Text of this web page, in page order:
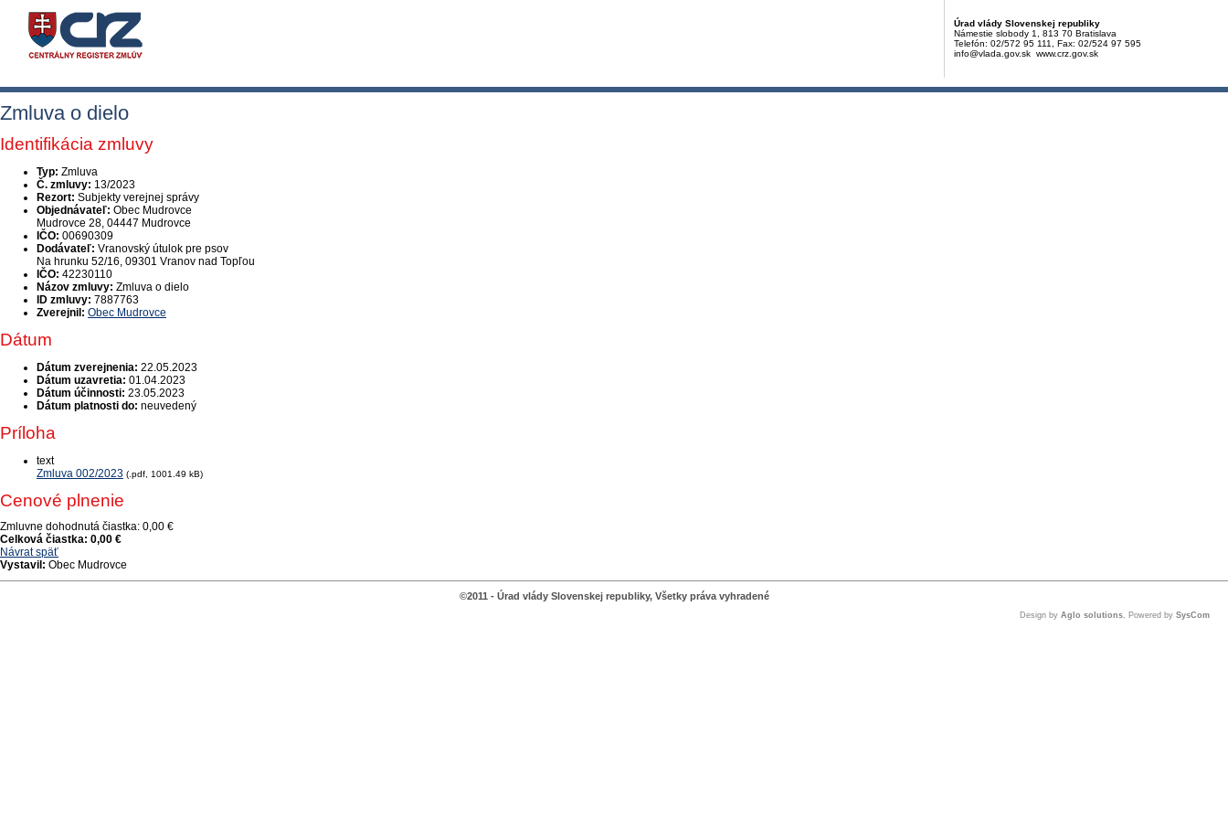
Úrad vlády Slovenskej republiky
Námestie slobody 1, 813 70 Bratislava
Telefón: 02/572 95 111, Fax: 02/524 97 595
info@vlada.gov.sk www.crz.gov.sk
Zmluva o dielo
Identifikácia zmluvy
Typ: Zmluva
Č. zmluvy: 13/2023
Rezort: Subjekty verejnej správy
Objednávateľ: Obec Mudrovce
Mudrovce 28, 04447 Mudrovce
IČO: 00690309
Dodávateľ: Vranovský útulok pre psov
Na hrunku 52/16, 09301 Vranov nad Topľou
IČO: 42230110
Názov zmluvy: Zmluva o dielo
ID zmluvy: 7887763
Zverejnil: Obec Mudrovce
Dátum
Dátum zverejnenia: 22.05.2023
Dátum uzavretia: 01.04.2023
Dátum účinnosti: 23.05.2023
Dátum platnosti do: neuvedený
Príloha
text
Zmluva 002/2023 (.pdf, 1001.49 kB)
Cenové plnenie
Zmluvne dohodnutá čiastka: 0,00 €
Celková čiastka: 0,00 €
Návrat späť
Vystavil: Obec Mudrovce
©2011 - Úrad vlády Slovenskej republiky, Všetky práva vyhradené
Design by Aglo solutions, Powered by SysCom